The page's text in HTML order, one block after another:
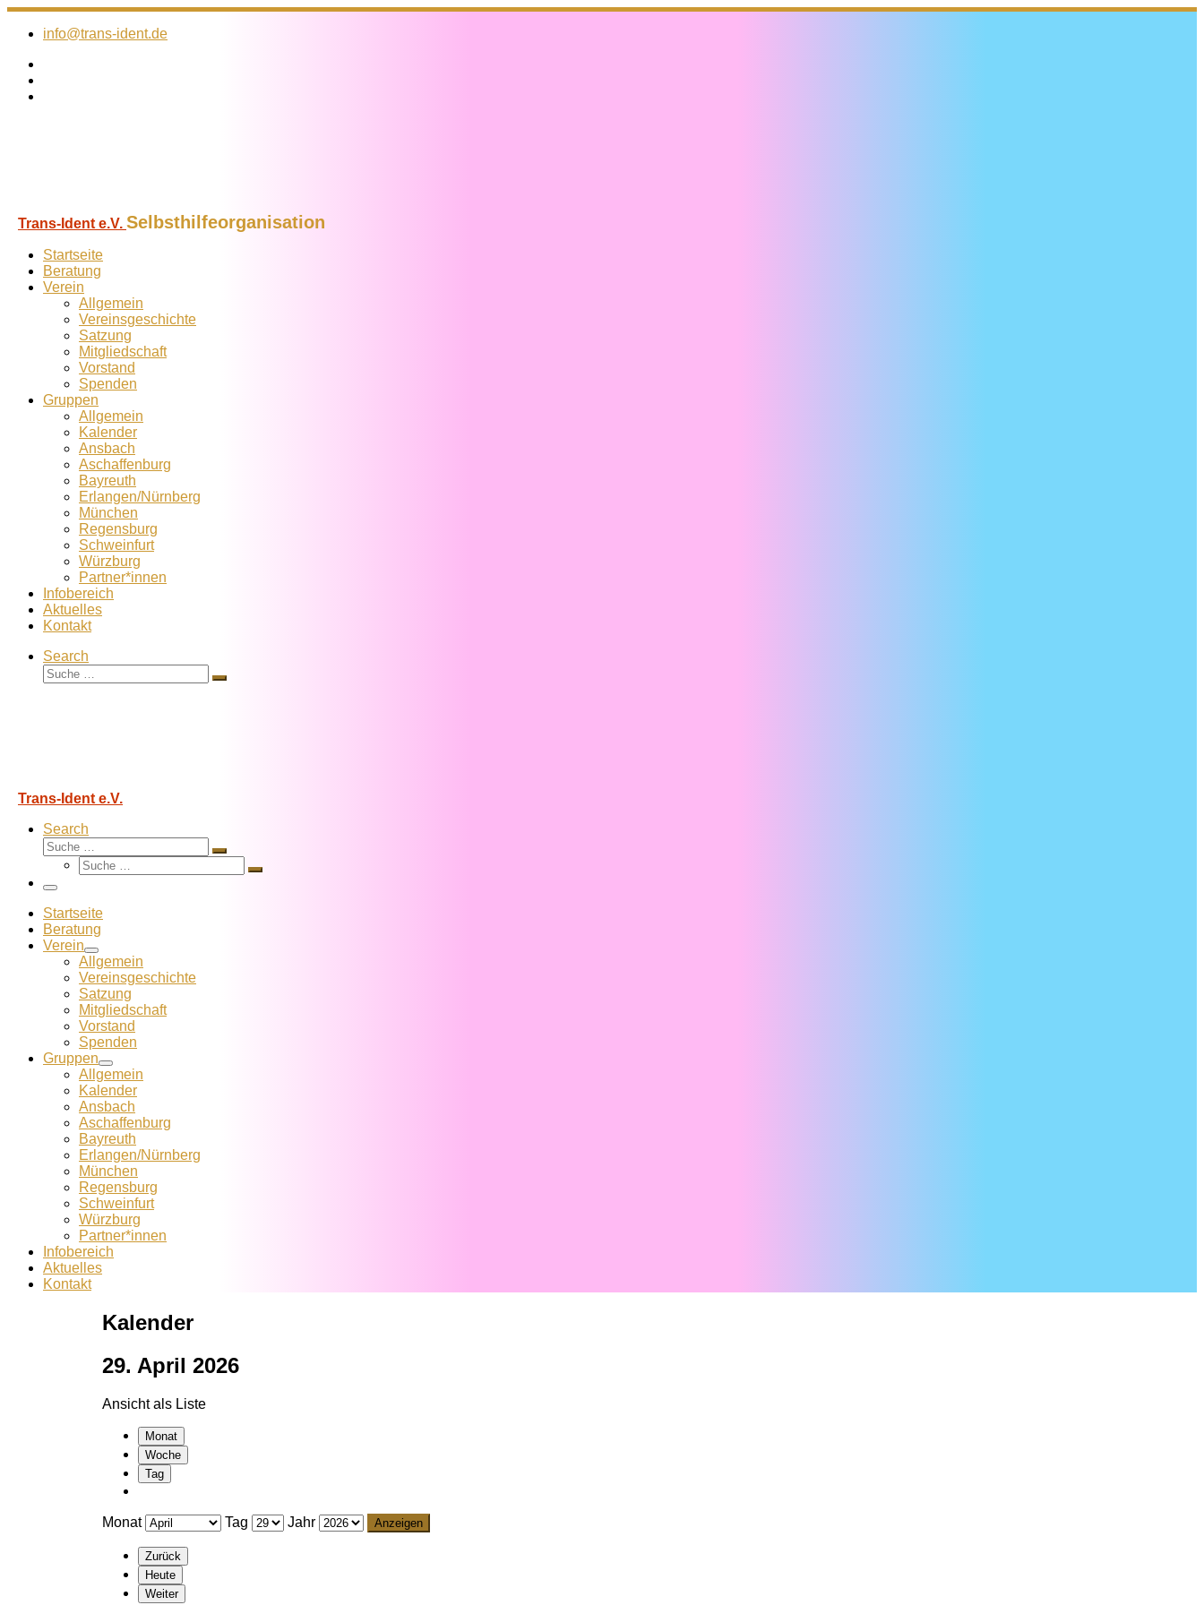
Zum
Inhalt
info@trans-ident.de
Trans-Ident e.V. Selbsthilfeorganisation
Startseite
Beratung
Verein
Allgemein
Vereins­geschichte
Satzung
Mitglied­schaft
Vorstand
Spenden
Gruppen
Allgemein
Kalender
Ansbach
Aschaffenburg
Bayreuth
Erlangen/Nürnberg
München
Regensburg
Schweinfurt
Würzburg
Partner*innen
Infobereich
Aktuelles
Kontakt
Search
Suche
Suche
Trans-Ident e.V.
Search
Suche
Suche
Suche
Suche
Menü
Startseite
Beratung
Verein
Allgemein
Vereins­geschichte
Satzung
Mitglied­schaft
Vorstand
Spenden
Gruppen
Allgemein
Kalender
Ansbach
Aschaffenburg
Bayreuth
Erlangen/Nürnberg
München
Regensburg
Schweinfurt
Würzburg
Partner*innen
Infobereich
Aktuelles
Kontakt
Kalender
29. April 2026
Ansicht als Liste
Monat
Woche
Tag
Monat Tag Jahr
Zurück
Heute
Weiter